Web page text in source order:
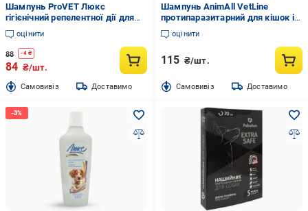
Шампунь ProVET Люкс
гігієнічний репелентної дії для
котів та собак 240 мл
оцінити
88 -4₴
84 ₴/шт.
Cамовивіз Доставимо
Шампунь AnimAll VetLine
протипаразитарний для кішок і
собак 250 мл
оцінити
115 ₴/шт.
Cамовивіз Доставимо